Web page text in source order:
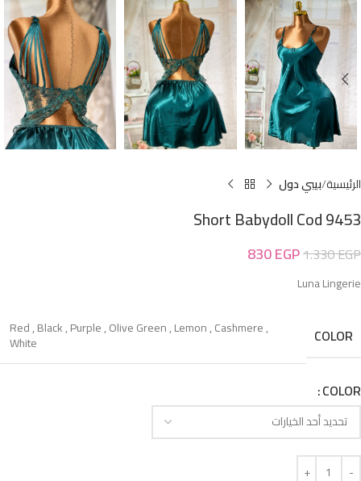
الرئيسية بيبي دول
Short Babydoll Cod 9453
1.330EGP
830EGP
Luna Lingerie
COLOR
Red,Black,Purple,Olive Green,Lemon,Cashmere,
White
COLOR